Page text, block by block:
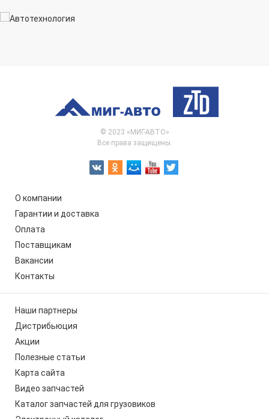
© 2023 «МИГ-АВТО»
Все права защищены.
О компании
Гарантии и доставка
Оплата
Поставщикам
Вакансии
Контакты
Наши партнеры
Дистрибьюция
Акции
Полезные статьи
Карта сайта
Видео запчастей
Каталог запчастей для грузовиков